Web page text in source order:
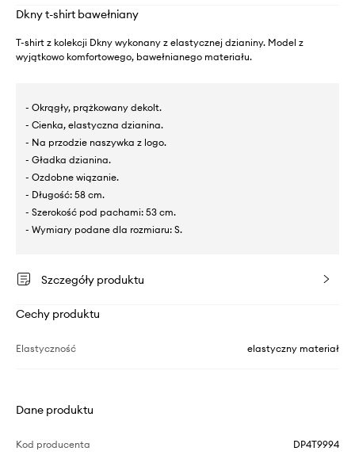
Dkny t-shirt bawełniany
T-shirt z kolekcji Dkny wykonany z elastycznej dzianiny. Model z
wyjątkowo komfortowego, bawełnianego materiału.
- Okrągły, prążkowany dekolt.
- Cienka, elastyczna dzianina.
- Na przodzie naszywka z logo.
- Gładka dzianina.
- Ozdobne wiązanie.
- Długość: 58 cm.
- Szerokość pod pachami: 53 cm.
- Wymiary podane dla rozmiaru: S.
Szczegóły produktu
Cechy produktu
Elastyczność elastyczny materiał
Dane produktu
Kod producenta DP4T9994